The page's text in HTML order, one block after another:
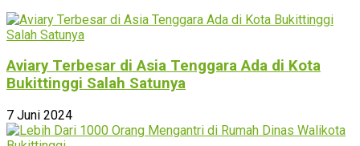
Aviary Terbesar di Asia Tenggara Ada di Kota
Bukittinggi Salah Satunya
7 Juni 2024